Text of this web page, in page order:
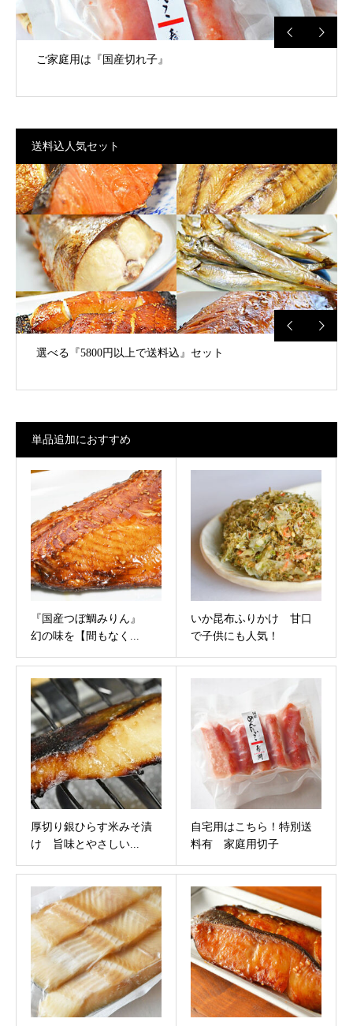
ご家庭用は『国産切れ子』
送料込人気セット
選べる『5800円以上で送料込』セット
単品追加におすすめ
『国産つぼ鯛みりん』
幻の味を【間もなく...
いか昆布ふりかけ 甘口
で子供にも人気！
厚切り銀ひらす米みそ漬
け 旨味とやさしい...
自宅用はこちら！特別送
料有 家庭用切子